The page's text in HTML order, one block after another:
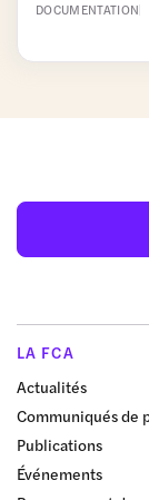
DOCUMENTATION
LA FCA
Actualités
Communiqués de
Publications
Événements